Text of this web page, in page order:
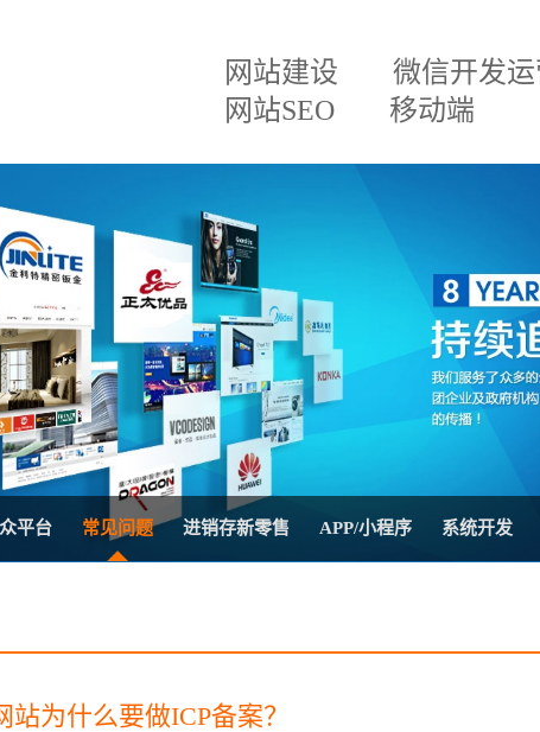
网站建设
微信开发运
网站SEO
移动端
式网站建设方案
货系统
言网站建设方案
系统
优化方案
销存管理
营销管理系统
站建设方案
微信小程序
百度排名专家
微信分销
三级分销直销系统
网站SEO优化
移动APP开发
网站托管代运营
关于我们
企业文化
招贤纳士
联系我们
公司公告
平台 常见问题 进销存新零售 APP/小程序 系统开发
站为什么要做ICP备案？